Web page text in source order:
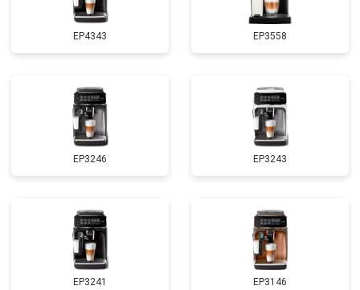
EP4343 EP3558
EP3246 EP3243
EP3241 EP3146